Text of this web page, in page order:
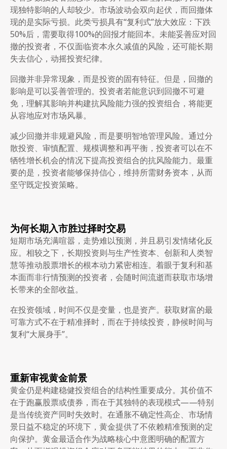
现独特影响的人却较少。市场波动会双向起伏，而回撤体
现的是实际亏损。此类亏损具有“复利式”放大效应：下跌
50%后，需要取得100%的回报才能回本。未能妥善应对回
撤的投资者，不仅面临资本永久减值的风险，还可能长期
失去信心，动摇投资纪律。
回撤并非异常现象，而是投资的固有特征。但是，回撤的
影响是可以妥善管理的。投资者若能意识到回撤不可避
免，理解其影响并构建抗风险能力强的投资组合，将能更
从容地应对市场风暴。
减少回撤并非规避风险，而是要明智地管理风险。通过分
散投资、审慎配置、规模调整和再平衡，投资者可以在不
牺牲增长机会的情况下提高投资组合的抗风险能力。最重
要的是，投资者能够保持信心，维持所需财务资本，从而
坚守既定投资策略。
为何长期入市胜过择时交易
短期市场充满喧嚣，走势难以预测，并且易引发情绪化反
应。相较之下，长期投资则与生产性资本、创新和人类智
慧等推动股票增长的根本动力紧密相连。着眼于复利和基
本面而非行情预测的投资者，会随时间流逝而获取市场增
长带来的全部收益。
在投资领域，时间不仅是变量，也是资产。获取财富的最
可靠方式不在于精准择时，而在于持续投资，静候时间与
复利“大展身手”。
重新审视黄金前景
黄金仍是构建稳健投资组合的结构性重要成分。其价值不
在于跑赢股票或债券，而在于其独特的表现模式——特别
是当传统资产同时失效时。在通胀不确定性高企、市场情
景日益不稳定的环境下，黄金提供了不依赖精准预测的定
向保护。黄金最适合作为战略核心中意图明确的配置方